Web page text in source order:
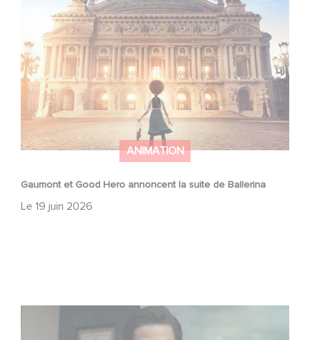
ANIMATION
Gaumont et Good Hero annoncent la suite de Ballerina
Le 19 juin 2026
Gaumont et Good Hero annoncent la suite de Ballerina
Mexico 86, est à retrouver dès maintenant sur Netflix